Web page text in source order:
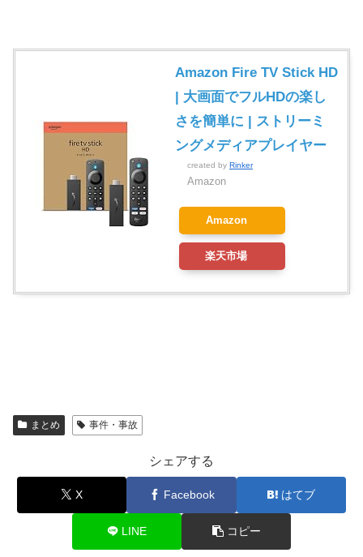
Amazon Fire TV Stick HD
| 大画面でフルHDの楽し
さを簡単に | ストリーミ
ングメディアプレイヤー
created by Rinker
Amazon
Amazon
楽天市場
まとめ 事件・事故
シェアする
X Facebook はてブ
LINE コピー